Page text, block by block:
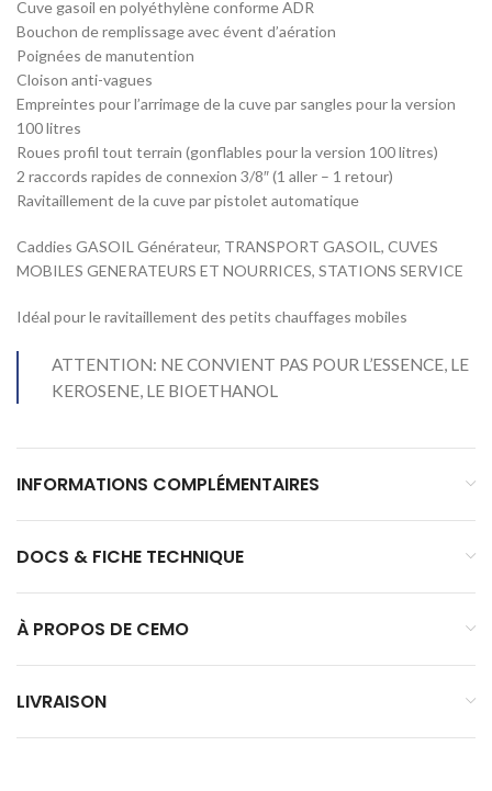
Cuve gasoil en polyéthylène conforme ADR
Bouchon de remplissage avec évent d’aération
Poignées de manutention
Cloison anti-vagues
Empreintes pour l’arrimage de la cuve par sangles pour la version
100 litres
Roues profil tout terrain (gonflables pour la version 100 litres)
2 raccords rapides de connexion 3/8″ (1 aller – 1 retour)
Ravitaillement de la cuve par pistolet automatique
Caddies GASOIL Générateur, TRANSPORT GASOIL, CUVES
MOBILES GENERATEURS ET NOURRICES, STATIONS SERVICE
Idéal pour le ravitaillement des petits chauffages mobiles
ATTENTION: NE CONVIENT PAS POUR L’ESSENCE, LE
KEROSENE, LE BIOETHANOL
INFORMATIONS COMPLÉMENTAIRES
DOCS & FICHE TECHNIQUE
À PROPOS DE CEMO
LIVRAISON